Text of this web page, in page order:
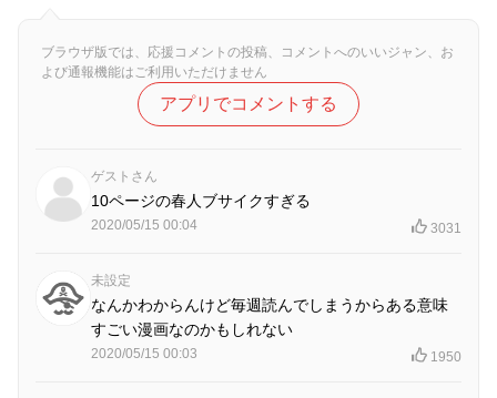
ブラウザ版では、応援コメントの投稿、コメントへのいいジャン、お
よび通報機能はご利用いただけません
アプリでコメントする
ゲストさん
10ページの春人ブサイクすぎる
2020/05/15 00:04 3031
未設定
なんかわからんけど毎週読んでしまうからある意味
すごい漫画なのかもしれない
2020/05/15 00:03 1950